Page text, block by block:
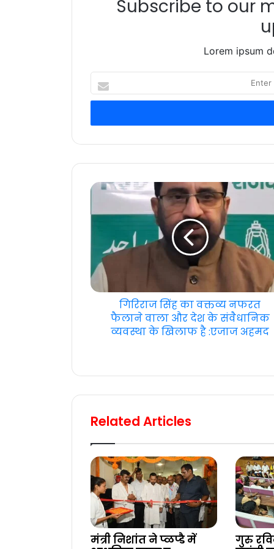
Subscribe to our
Lorem ipsum
your
address
गिरिराज सिंह का वक्तव्य नफरत
फैलाने वाला और देश के संवैधानिक
व्यवस्था के खिलाफ ‌है :एजाज अहमद
Related Articles
मंत्री निशांत ने प्ळप्डै में
गुरु